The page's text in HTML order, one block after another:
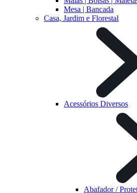
Mesa | Bancada
Casa, Jardim e Florestal
Acessórios Diversos
Abafador /